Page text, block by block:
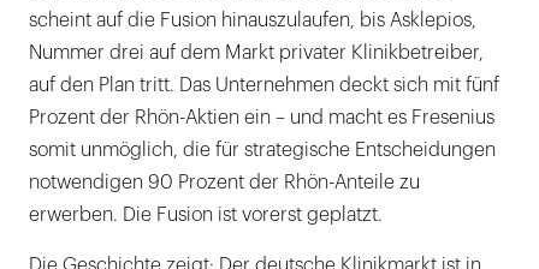
scheint auf die Fusion hinauszulaufen, bis Asklepios,
Nummer drei auf dem Markt privater Klinikbetreiber,
auf den Plan tritt. Das Unternehmen deckt sich mit fünf
Prozent der Rhön-Aktien ein – und macht es Fresenius
somit unmöglich, die für strategische Entscheidungen
notwendigen 90 Prozent der Rhön-Anteile zu
erwerben. Die Fusion ist vorerst geplatzt.